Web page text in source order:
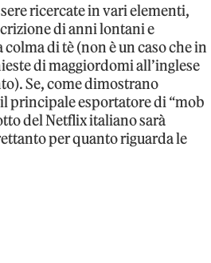
ricercate in vari elementi,
di anni lontani e
di tè (non è un caso che in
di maggiordomi all’inglese
Se, come dimostrano
il principale esportatore di “mob
del Netflix italiano sarà
per quanto riguarda le